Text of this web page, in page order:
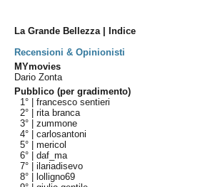
La Grande Bellezza | Indice
Recensioni & Opinionisti
MYmovies
Dario Zonta
Pubblico (per gradimento)
1° |francesco sentieri
2° |rita branca
3° |zummone
4° |carlosantoni
5° |mericol
6° |daf_ma
7° |ilariadisevo
8° |
lolligno69